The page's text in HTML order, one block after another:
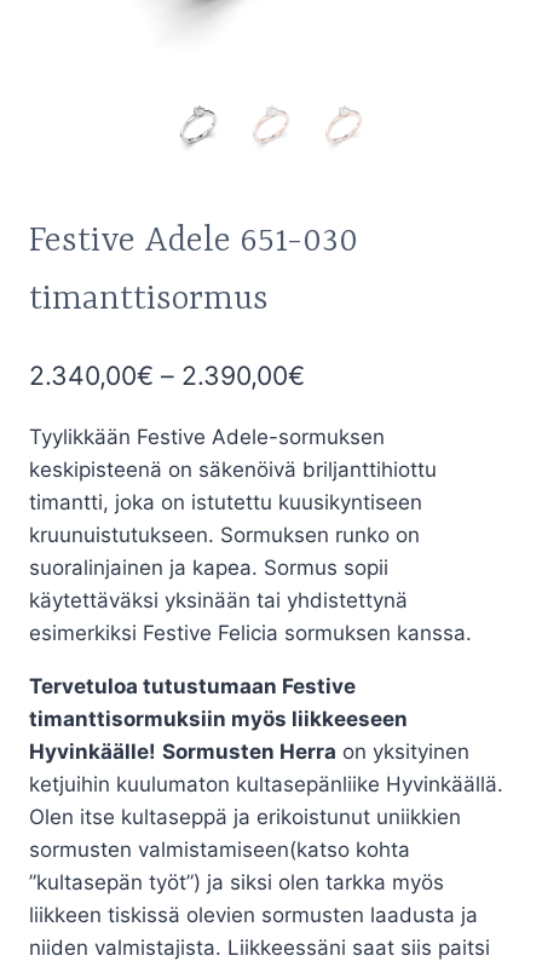
Festive Adele 651-030
timanttisormus
2.340,00€ – 2.390,00€
-
2.390,00€
Tyylikkään Festive Adele-sormuksen
keskipisteenä on säkenöivä briljanttihiottu
timantti, joka on istutettu kuusikyntiseen
kruunuistutukseen. Sormuksen runko on
suoralinjainen ja kapea. Sormus sopii
käytettäväksi yksinään tai yhdistettynä
esimerkiksi Festive Felicia sormuksen kanssa.
Tervetuloa tutustumaan Festive
timanttisormuksiin myös liikkeeseen
Hyvinkäälle! Sormusten Herra on yksityinen
ketjuihin kuulumaton kultasepänliike Hyvinkäällä.
Olen itse kultaseppä ja erikoistunut uniikkien
sormusten valmistamiseen(katso kohta
”kultasepän työt”) ja siksi olen tarkka myös
liikkeen tiskissä olevien sormusten laadusta ja
niiden valmistajista. Liikkeessäni saat siis paitsi